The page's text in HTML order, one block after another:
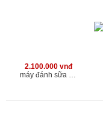
2.100.000 vnđ
máy đánh sữa tạo bọt chuyên nghiệp cho quán